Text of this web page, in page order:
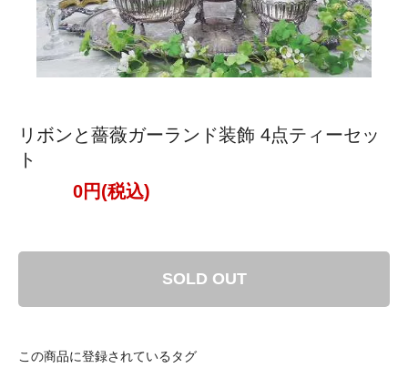
リボンと薔薇ガーランド装飾 4点ティーセッ
ト
0円(税込)
SOLD OUT
この商品に登録されているタグ